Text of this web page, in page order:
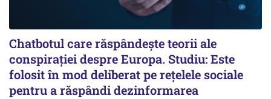
Chatbotul care răspândește teorii ale
conspirației despre Europa. Studiu: Este
folosit în mod deliberat pe rețelele sociale
pentru a răspândi dezinformarea